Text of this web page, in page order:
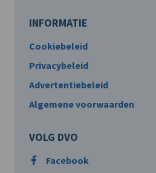
INFORMATIE
Cookiebeleid
Privacybeleid
Advertentiebeleid
Algemene voorwaarden
VOLG DVO
Facebook